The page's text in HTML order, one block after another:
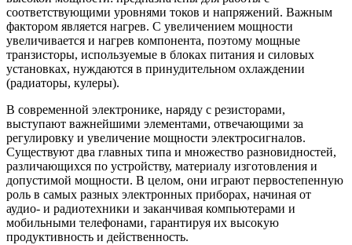
соответствующими уровнями токов и напряжений. Важным
фактором является нагрев. С увеличением мощности
увеличивается и нагрев компонента, поэтому мощные
транзисторы, используемые в блоках питания и силовых
установках, нуждаются в принудительном охлаждении
(радиаторы, кулеры).
В современной электронике, наряду с резисторами,
выступают важнейшими элементами, отвечающими за
регулировку и увеличение мощности электросигналов.
Существуют два главных типа и множество разновидностей,
различающихся по устройству, материалу изготовления и
допустимой мощности. В целом, они играют первостепенную
роль в самых разных электронных приборах, начиная от
аудио- и радиотехники и заканчивая компьютерами и
мобильными телефонами, гарантируя их высокую
продуктивность и действенность.